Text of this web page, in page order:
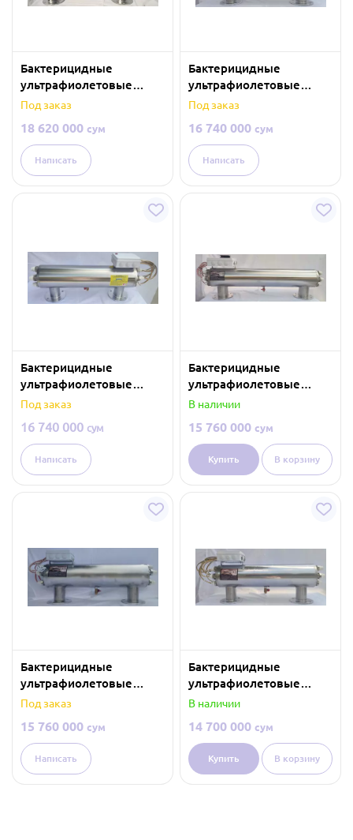
Бактерицидные
ультрафиолетовые
лампы
воды) — 50 м³/час
Под заказ
18 620 000 сум
Написать
Бактерицидные
ультрафиолетовые
лампы
воды) — 40 м³/час
Под заказ
16 740 000 сум
Написать
Бактерицидные
ультрафиолетовые
лампы
воды) — 40 м³/час
Под заказ
16 740 000 сум
Написать
Бактерицидные
ультрафиолетовые
лампы
воды) — 35 м³/час
В наличии
15 760 000 сум
Купить В корзину
Бактерицидные
ультрафиолетовые
лампы
воды) — 35 м³/час
Под заказ
15 760 000 сум
Написать
Бактерицидные
ультрафиолетовые
лампы
воды) — 30 м³/час
В наличии
14 700 000 сум
Купить В корзину